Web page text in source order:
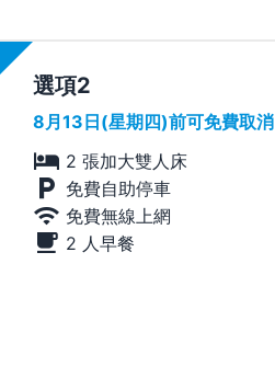
選項
8月13日(星期四)前可免費取消
2 張加大雙人床
免費自助停車
免費無線上網
2 人早餐